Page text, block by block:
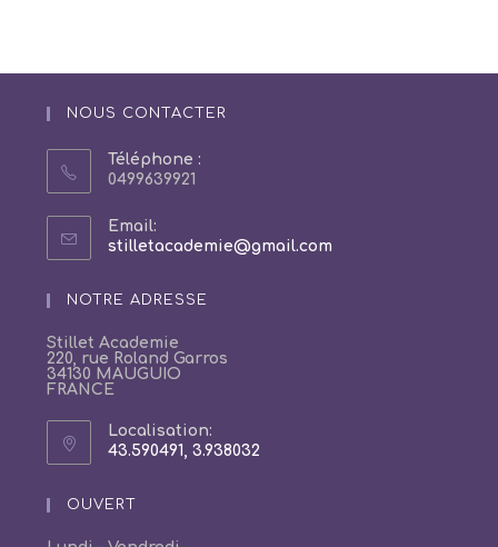
NOUS CONTACTER
Téléphone :
0499639921
Email:
stilletacademie@gmail.comS’ouvre
NOTRE ADRESSE
Stillet Academie
220, rue Roland Garros
34130 MAUGUIO
FRANCE
Localisation:
43.590491, 3.938032
un
nouvel
OUVERT